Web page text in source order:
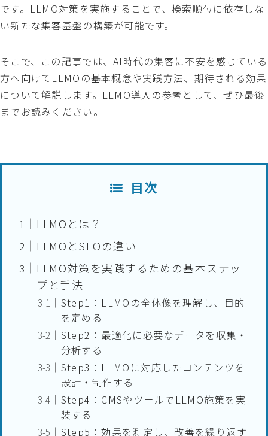
です。LLMO対策を実施することで、検索順位に依存しな
い新たな集客基盤の構築が可能です。
そこで、この記事では、AI時代の集客に不安を感じている
方へ向けてLLMOの基本概念や実践方法、期待される効果
について解説します。LLMO導入の参考として、ぜひ最後
までお読みください。
目次
LLMOとは？
LLMOとSEOの違い
LLMO対策を実践するための基本ステッ
プと手法
Step1：LLMOの全体像を理解し、目的
を定める
Step2：最適化に必要なデータを収集・
分析する
Step3：LLMOに対応したコンテンツを
設計・制作する
Step4：CMSやツールでLLMO施策を実
装する
Step5：効果を測定し、改善を繰り返す